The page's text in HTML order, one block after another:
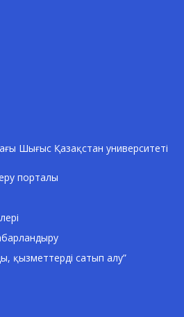
Шығыс Қазақстан университеті
порталы
қызметтерді сатып алу”
— Сәрсен
Шығыс Қазақстан
докторантура